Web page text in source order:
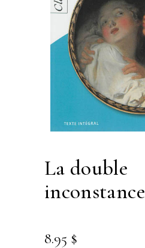
la double
inconstance
8.95 $